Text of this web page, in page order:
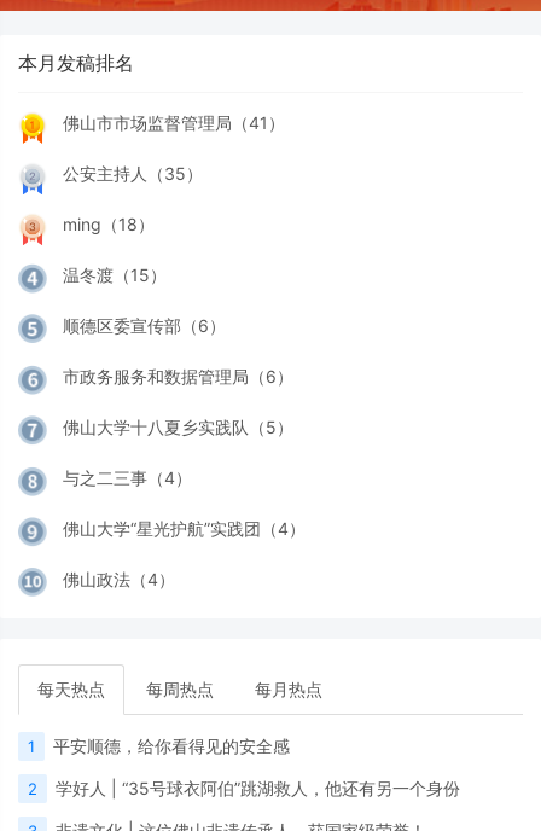
本月发稿排名
佛山市市场监督管理局（41）
公安主持人（35）
ming（18）
温冬渡（15）
顺德区委宣传部（6）
市政务服务和数据管理局（6）
佛山大学十八夏乡实践队（5）
与之二三事（4）
佛山大学“星光护航”实践团（4）
佛山政法（4）
每天热点 每周热点 每月热点
1 平安顺德，给你看得见的安全感
2 学好人 | “35号球衣阿伯”跳湖救人，他还有另一个身份